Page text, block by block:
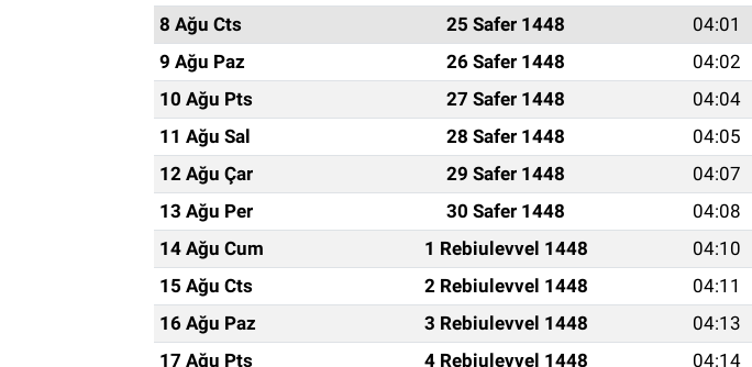
8 Ağu Cts
25 Safer 1448 04:01
9 Ağu Paz
26 Safer 1448 04:02
10 Ağu Pts
27 Safer 1448 04:04
11 Ağu Sal
28 Safer 1448 04:05
12 Ağu Çar
29 Safer 1448 04:07
13 Ağu Per
30 Safer 1448 04:08
14 Ağu Cum
1 Rebiulevvel 1448 04:10
15 Ağu Cts
2 Rebiulevvel 1448 04:11
16 Ağu Paz
3 Rebiulevvel 1448 04:13
17 Ağu Pts
4 Rebiulevvel 1448 04:14